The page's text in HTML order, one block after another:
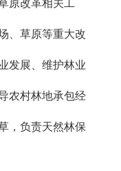
改革相关工
、草原等重大改
发展、维护林业
农村林地承包经
，负责天然林保